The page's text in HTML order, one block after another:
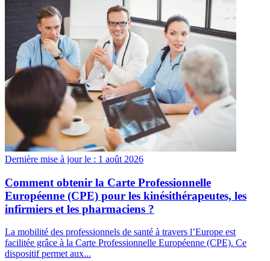
Dernière mise à jour le : 1 août 2026
Comment obtenir la Carte Professionnelle
Européenne (CPE) pour les kinésithérapeutes, les
infirmiers et les pharmaciens ?
La mobilité des professionnels de santé à travers l’Europe est
facilitée grâce à la Carte Professionnelle Européenne (CPE). Ce
dispositif permet aux...